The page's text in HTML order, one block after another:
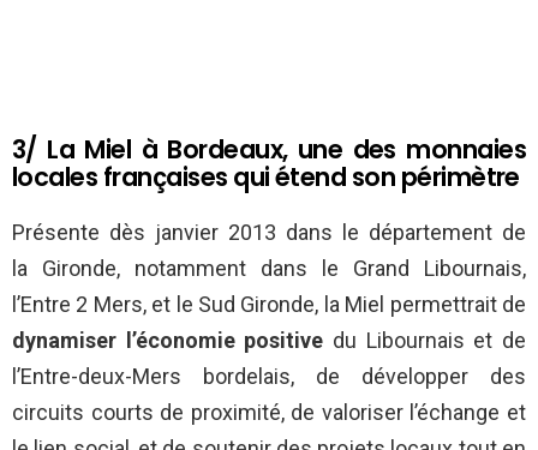
3/ La Miel à Bordeaux, une des monnaies
locales françaises qui étend son périmètre
Présente dès janvier 2013 dans le département de
la Gironde, notamment dans le Grand Libournais,
l’Entre 2 Mers, et le Sud Gironde, la Miel permettrait de
dynamiser l’économie positive du Libournais et de
l’Entre-deux-Mers bordelais, de développer des
circuits courts de proximité, de valoriser l’échange et